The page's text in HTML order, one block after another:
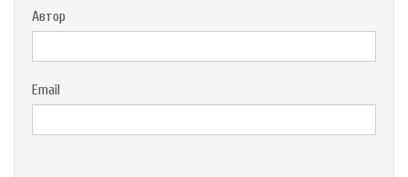
Автор
Email